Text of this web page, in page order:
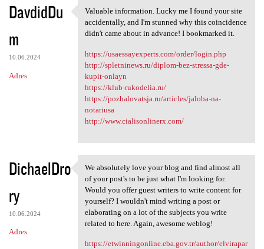
DavdidDu
m
10.06.2024
Adres
Valuable information. Lucky
Valuable information. Lucky me I found your site
accidentally, and I'm stunned why this coincidence
didn't came about in advance! I bookmarked it.
https://usaessayexperts.com/order/login.php
http://spletninews.ru/diplom-bez-stressa-gde-
kupit-onlayn
https://klub-rukodelia.ru/
https://pozhalovatsja.ru/articles/jaloba-na-
notariusa
http://www.cialisonlinerx.com/
DichaelDro
ry
10.06.2024
Adres
We absolutely love your blog
We absolutely love your blog and find almost all
of your post's to be just what I'm looking for.
Would you offer guest writers to write content for
yourself? I wouldn't mind writing a post or
elaborating on a lot of the subjects you write
related to here. Again, awesome weblog!
https://etwinningonline.eba.gov.tr/author/elvirapar